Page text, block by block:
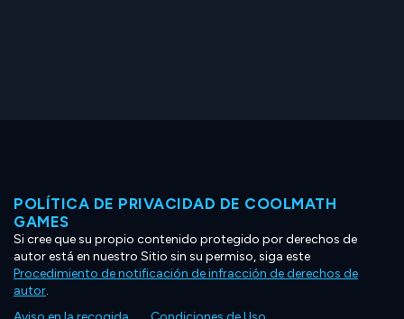
POLÍTICA DE PRIVACIDAD DE COOLMATH
GAMES
Si cree que su propio contenido protegido por derechos de
autor está en nuestro Sitio sin su permiso, siga este
Procedimiento de notificación de infracción de derechos de
autor.